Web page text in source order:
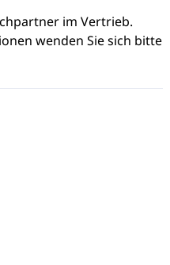
im Vertrieb.
wenden Sie sich bitte